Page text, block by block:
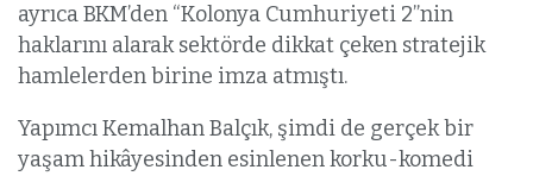
ayrıca BKM’den “Kolonya Cumhuriyeti 2”nin
haklarını alarak sektörde dikkat çeken stratejik
hamlelerden birine imza atmıştı.
Yapımcı Kemalhan Balçık, şimdi de gerçek bir
yaşam hikâyesinden esinlenen korku-komedi